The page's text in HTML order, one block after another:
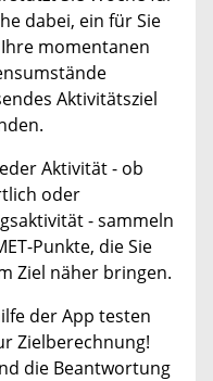
dabei, ein für Sie
momentanen
Aktivitätsziel
Aktivität - ob
oder
- sammeln
Punkte, die Sie
Ziel näher bringen.
der App testen
Zielberechnung!
die Beantwortung